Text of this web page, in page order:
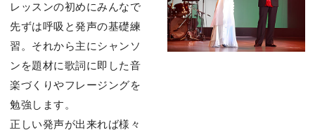
レッスンの初めにみんなで
先ずは呼吸と発声の基礎練
習。それから主にシャンソ
ンを題材に歌詞に即した⾳
楽づくりやフレージングを
勉強します。
正しい発声が出来れば様々